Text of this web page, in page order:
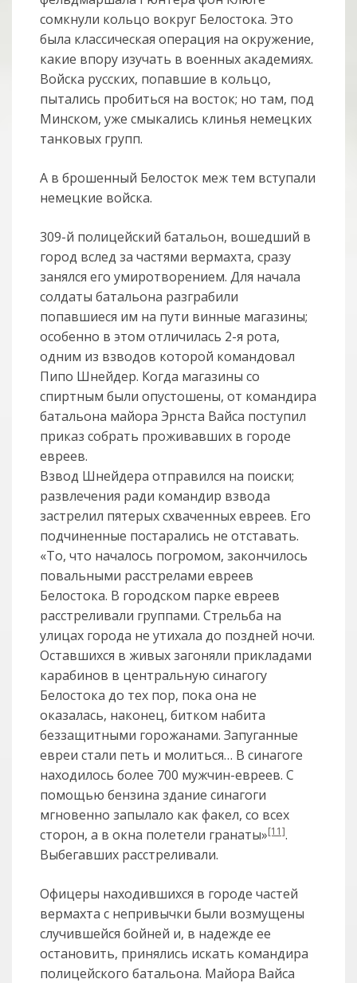
сомкнули кольцо вокруг Белостока. Это
была классическая операция на окружение,
какие впору изучать в военных академиях.
Войска русских, попавшие в кольцо,
пытались пробиться на восток; но там, под
Минском, уже смыкались клинья немецких
танковых групп.
А в брошенный Белосток меж тем вступали
немецкие войска.
309-й полицейский батальон, вошедший в
город вслед за частями вермахта, сразу
занялся его умиротворением. Для начала
солдаты батальона разграбили
попавшиеся им на пути винные магазины;
особенно в этом отличилась 2-я рота,
одним из взводов которой командовал
Пипо Шнейдер. Когда магазины со
спиртным были опустошены, от командира
батальона майора Эрнста Вайса поступил
приказ собрать проживавших в городе
евреев.
Взвод Шнейдера отправился на поиски;
развлечения ради командир взвода
застрелил пятерых схваченных евреев. Его
подчиненные постарались не отставать.
«То, что началось погромом, закончилось
повальными расстрелами евреев
Белостока. В городском парке евреев
расстреливали группами. Стрельба на
улицах города не утихала до поздней ночи.
Оставшихся в живых загоняли прикладами
карабинов в центральную синагогу
Белостока до тех пор, пока она не
оказалась, наконец, битком набита
беззащитными горожанами. Запуганные
евреи стали петь и молиться… В синагоге
находилось более 700 мужчин-евреев. С
помощью бензина здание синагоги
мгновенно запылало как факел, со всех
сторон, а в окна полетели гранаты»[11].
Выбегавших расстреливали.
Офицеры находившихся в городе частей
вермахта с непривычки были возмущены
случившейся бойней и, в надежде ее
остановить, принялись искать командира
полицейского батальона. Майора Вайса